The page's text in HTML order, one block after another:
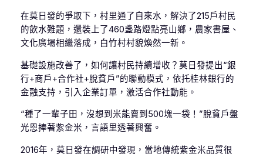
在莫日發的爭取下，村里通了自來水，解決了215戶村民
的飲水難題，還裝上了460盞路燈點亮山鄉，農家書屋、
文化廣場相繼落成，白竹村村貌煥然一新。
基礎設施改善了，如何讓村民持續增收？莫日發提出“銀
行+商戶+合作社+脫貧戶”的聯動模式，依托桂林銀行的
金融支持，引入企業訂單，激活合作社動能。
“種了一輩子田，沒想到米能賣到500塊一袋！”脫貧戶盤
光恩捧著紫金米，言語里透著興奮。
2016年，莫日發在調研中發現，當地傳統紫金米品質很